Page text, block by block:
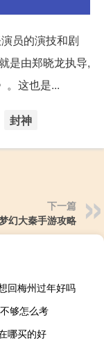
员的演技和剧
是由郑晓龙执导,
。这也是...
封神
下一篇
幻大秦手游攻略
回梅州过年好吗
够怎么考
哪买的好